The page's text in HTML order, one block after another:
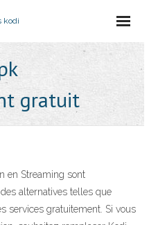
kodi
gratuit
en Streaming sont
alternatives telles que
services gratuitement. Si vous